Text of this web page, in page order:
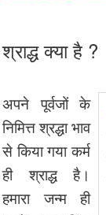
श्राद्ध क्या है ?
अपने पूर्वजों के
निमित्त श्रद्धा भाव
से किया गया कर्म
ही श्राद्ध है।
हमारा जन्म ही